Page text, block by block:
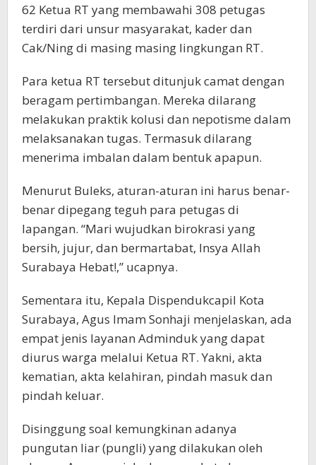
62 Ketua RT yang membawahi 308 petugas
terdiri dari unsur masyarakat, kader dan
Cak/Ning di masing masing lingkungan RT.
Para ketua RT tersebut ditunjuk camat dengan
beragam pertimbangan. Mereka dilarang
melakukan praktik kolusi dan nepotisme dalam
melaksanakan tugas. Termasuk dilarang
menerima imbalan dalam bentuk apapun.
Menurut Buleks, aturan-aturan ini harus benar-
benar dipegang teguh para petugas di
lapangan. “Mari wujudkan birokrasi yang
bersih, jujur, dan bermartabat, Insya Allah
Surabaya Hebat!,” ucapnya.
Sementara itu, Kepala Dispendukcapil Kota
Surabaya, Agus Imam Sonhaji menjelaskan, ada
empat jenis layanan Adminduk yang dapat
diurus warga melalui Ketua RT. Yakni, akta
kematian, akta kelahiran, pindah masuk dan
pindah keluar.
Disinggung soal kemungkinan adanya
pungutan liar (pungli) yang dilakukan oleh